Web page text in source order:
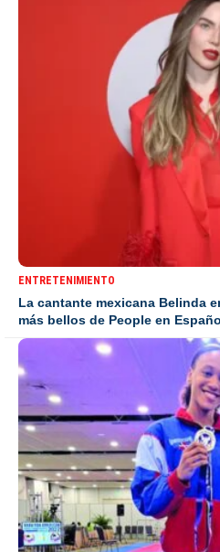
ENTRETENIMIENTO
La cantante mexicana Belinda
más bellos de People en